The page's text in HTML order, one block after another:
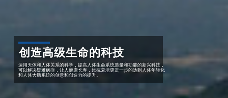
创造高级生命的科技
运用天体和人体关系的科学，提高人体生命系统质量和功能的新兴科技，
可以解决疑难病症，让人健康长寿，比抗衰老更进一步的达到人体年轻化
和人体大脑系统的创意和创造力的提升。